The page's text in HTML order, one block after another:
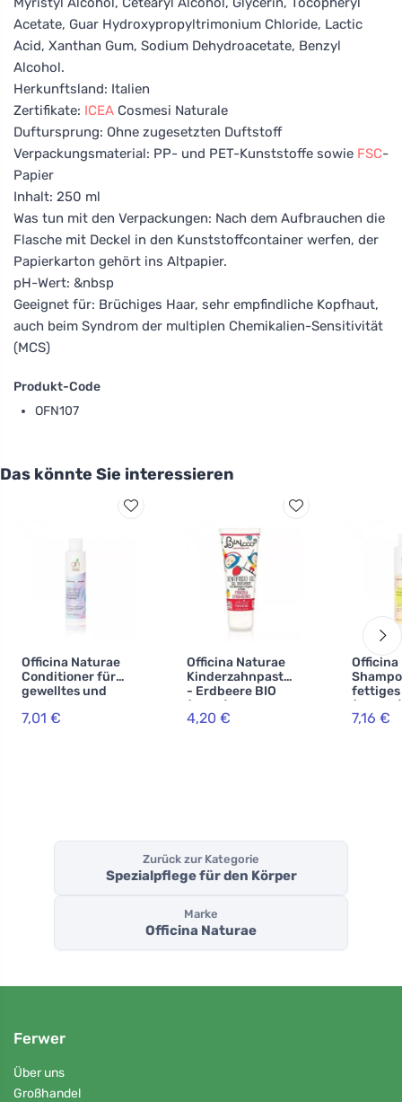
Acetate, Guar Hydroxypropyltrimonium Chloride, Lactic
Acid, Xanthan Gum, Sodium Dehydroacetate, Benzyl
Alcohol.
Herkunftsland: Italien
Zertifikate: ICEA Cosmesi Naturale
Duftursprung: Ohne zugesetzten Duftstoff
Verpackungsmaterial: PP- und PET-Kunststoffe sowie FSC-
Papier
Inhalt: 250 ml
Was tun mit den Verpackungen: Nach dem Aufbrauchen die
Flasche mit Deckel in den Kunststoffcontainer werfen, der
Papierkarton gehört ins Altpapier.
pH-Wert: &nbsp
Geeignet für: Brüchiges Haar, sehr empfindliche Kopfhaut,
auch beim Syndrom der multiplen Chemikalien-Sensitivität
(MCS)
Produkt-Code
OFN107
Das könnte Sie interessieren
Officina Naturae
Conditioner für
gewelltes und
lockiges Haar BIO
(150 ml)
7,01 €
Officina Naturae
Kinderzahnpasta
- Erdbeere BIO
(75 ml) -
fluoridfrei
4,20 €
Officina
fettiges
(200 ml)
7,16 €
Zurück zur Kategorie
Spezialpflege für den Körper
Marke
Officina Naturae
Ferwer
Über uns
Großhandel